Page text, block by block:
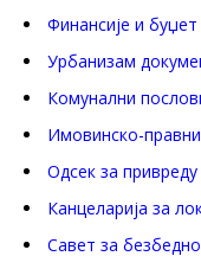
Финансије и буџет
Урбанизам
Комунални
Имовинско-
Одсек за привреду
Канцеларија за
Савет за